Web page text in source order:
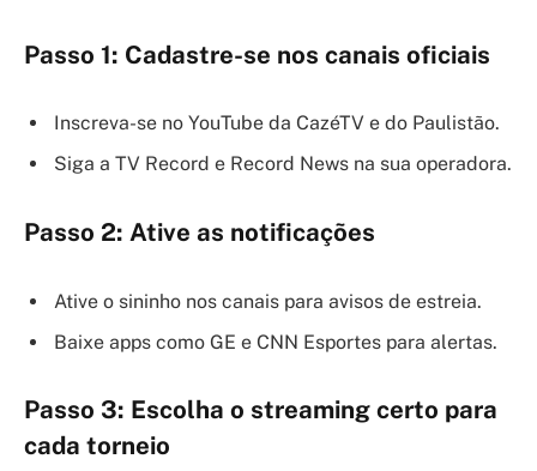
Passo 1: Cadastre-se nos canais oficiais
Inscreva-se no YouTube da CazéTV e do Paulistão.
Siga a TV Record e Record News na sua operadora.
Passo 2: Ative as notificações
Ative o sininho nos canais para avisos de estreia.
Baixe apps como GE e CNN Esportes para alertas.
Passo 3: Escolha o streaming certo para
cada torneio